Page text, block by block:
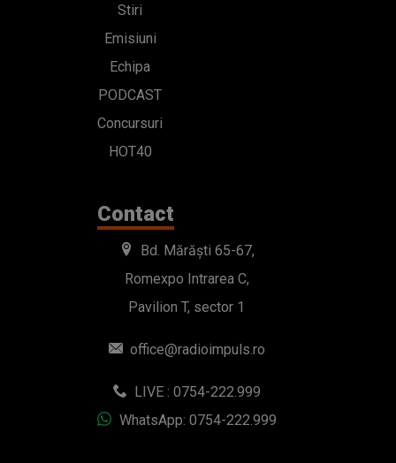
Stiri
Emisiuni
Echipa
PODCAST
Concursuri
HOT40
Contact
Bd. Mărăști 65-67,
Romexpo Intrarea C,
Pavilion T, sector 1
office@radioimpuls.ro
LIVE : 0754-222.999
WhatsApp: 0754-222.999